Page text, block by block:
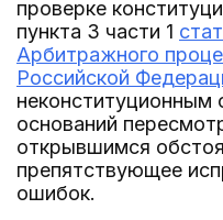
проверке
пункта 3 части 1
Арбитражного
Российской
неконституционным
оснований
открывшимся
препятствующее
ошибок.